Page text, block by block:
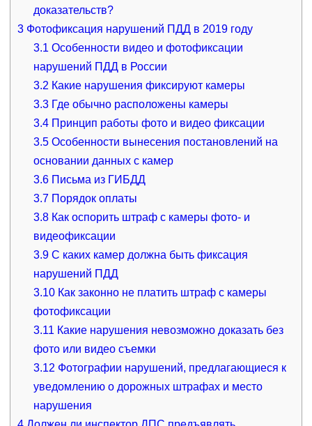
доказательств?
3Фотофиксация нарушений ПДД в 2019 году
3.1 Особенности видео и фотофиксации
нарушений ПДД в России
3.2 Какие нарушения фиксируют камеры
3.3 Где обычно расположены камеры
3.4 Принцип работы фото и видео фиксации
3.5 Особенности вынесения постановлений на
основании данных с камер
3.6 Письма из ГИБДД
3.7 Порядок оплаты
3.8 Как оспорить штраф с камеры фото- и
видеофиксации
3.9 С каких камер должна быть фиксация
нарушений ПДД
3.10 Как законно не платить штраф с камеры
фотофиксации
3.11 Какие нарушения невозможно доказать без
фото или видео съемки
3.12 Фотографии нарушений, предлагающиеся к
уведомлению о дорожных штрафах и место
нарушения